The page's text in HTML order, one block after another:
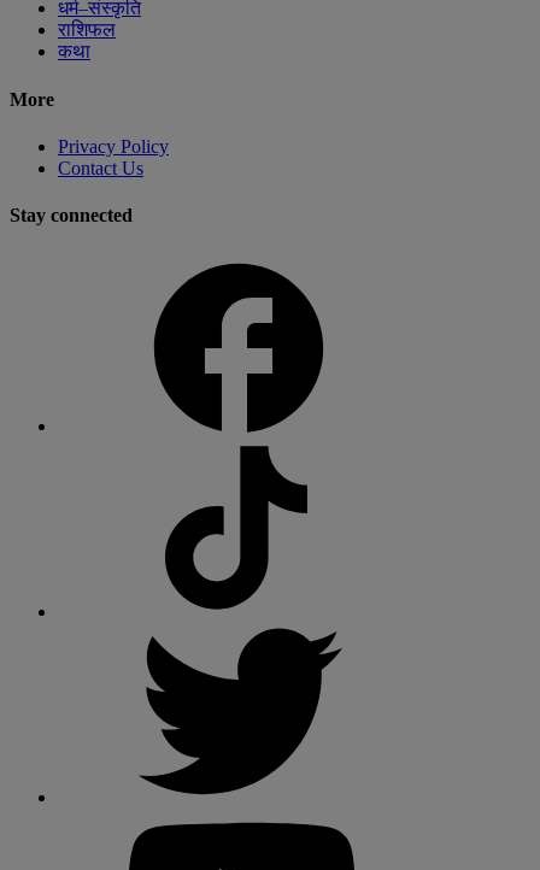
धर्म–संस्कृति
राशिफल
कथा
More
Privacy Policy
Contact Us
Stay connected